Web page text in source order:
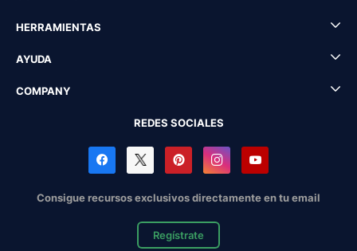
HERRAMIENTAS
AYUDA
COMPANY
REDES SOCIALES
Consigue recursos exclusivos directamente en tu email
Regístrate